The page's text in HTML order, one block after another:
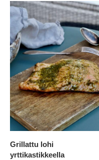
Grillattu lohi
yrttikastikkeella